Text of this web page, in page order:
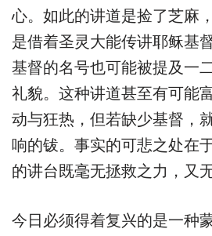
心。如此的讲道是捡了芝
是借着圣灵大能传讲耶稣基
基督的名号也可能被提及一
礼貌。这种讲道甚至有可能
动与狂热，但若缺少基督，
响的钹。事实的可悲之处在
的讲台既毫无拯救之力，又
今日必须得着复兴的是一种